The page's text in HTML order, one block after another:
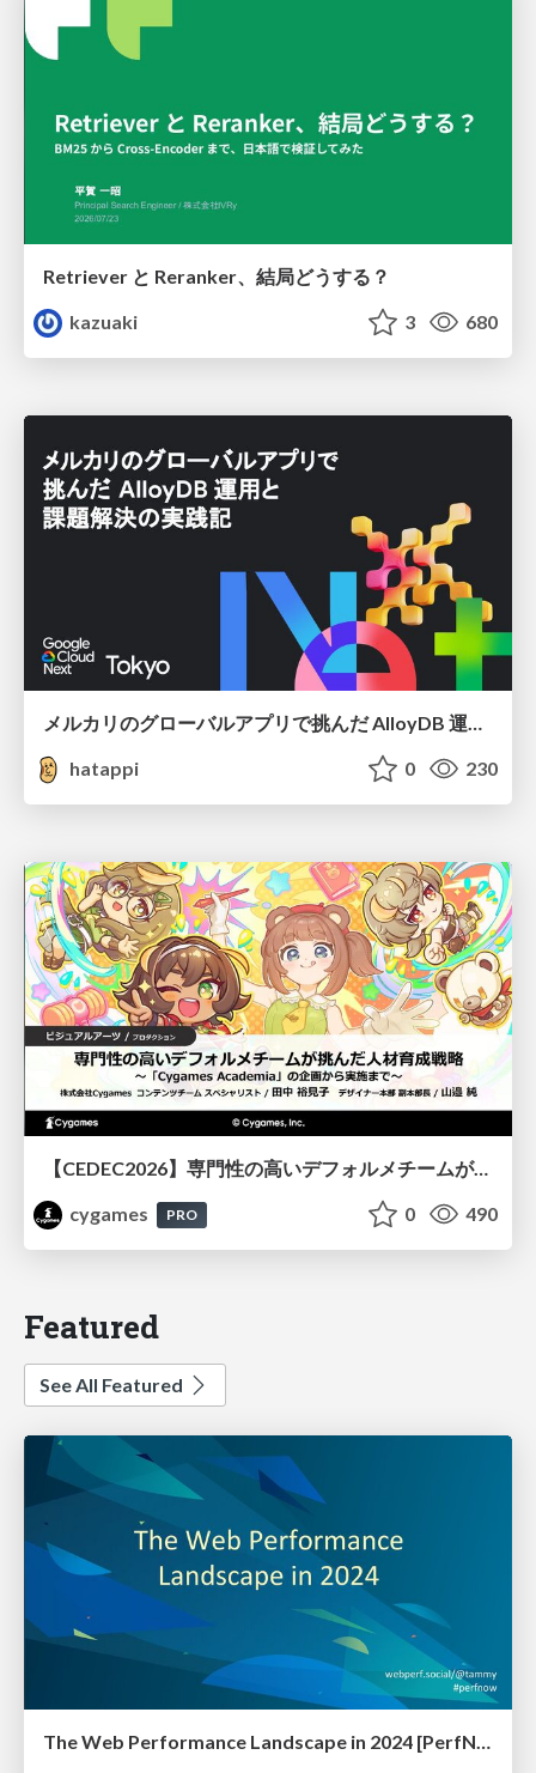
Retriever と Reranker、結局どうする？
kazuaki
3 680
hatappi
0 230
【CEDEC2026】専門性の高いデフォルメチームが挑んだ人材育成戦略 〜Cygames Academiaの企画から実施まで〜
cygames
PRO 0 490
Featured
See All Featured
The Web Performance Landscape in 2024 [PerfNow 2024]